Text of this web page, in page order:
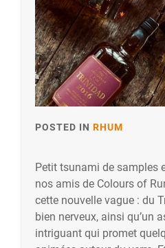
POSTED IN RHUM
Petit tsunami de samples
nos amis de Colours of
cette nouvelle vague : du
bien nerveux, ainsi qu’un
intriguant qui promet